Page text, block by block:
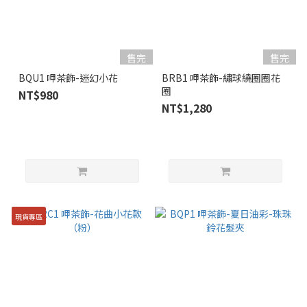
售完
BQU1 呷茶飾-迷幻小花
NT$980
售完
BRB1 呷茶飾-繡球繞圈圈花
圈
NT$1,280
現貨專區